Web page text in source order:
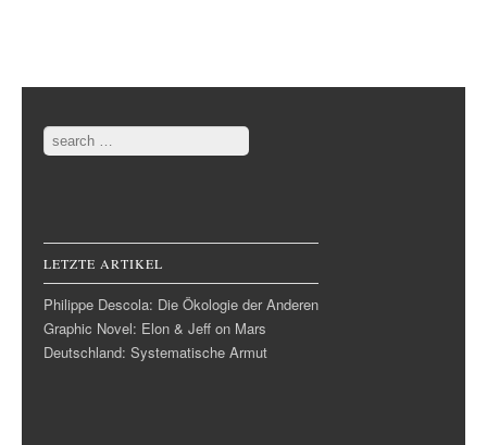
Post navigation
Search
LETZTE ARTIKEL
Philippe Descola: Die Ökologie der Anderen
Graphic Novel: Elon & Jeff on Mars
Deutschland: Systematische Armut